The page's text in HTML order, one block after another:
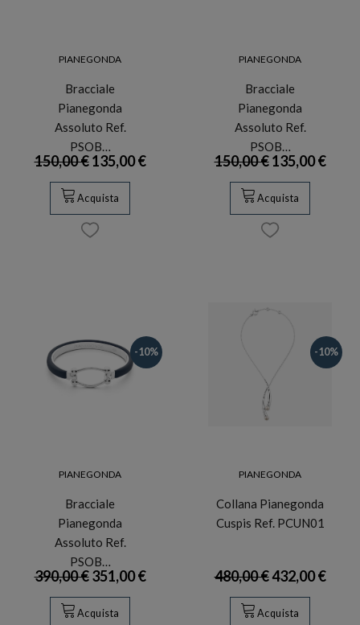
PIANEGONDA
Bracciale
Pianegonda
Assoluto Ref.
PSOB…
150,00 €135,00 €
Acquista
PIANEGONDA
Bracciale
Pianegonda
Assoluto Ref.
PSOB…
150,00 €135,00 €
Acquista
-10%
PIANEGONDA
Bracciale
Pianegonda
Assoluto Ref.
PSOB…
390,00 €351,00 €
Acquista
-10%
PIANEGONDA
Collana Pianegonda
Cuspis Ref. PCUN01
480,00 €432,00 €
Acquista